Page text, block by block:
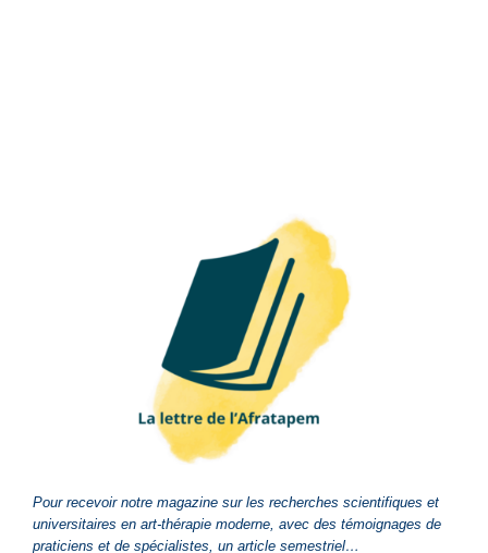
Pour recevoir notre magazine sur les recherches scientifiques et
universitaires en art-thérapie moderne, avec des témoignages de
praticiens et de spécialistes, un article semestriel…